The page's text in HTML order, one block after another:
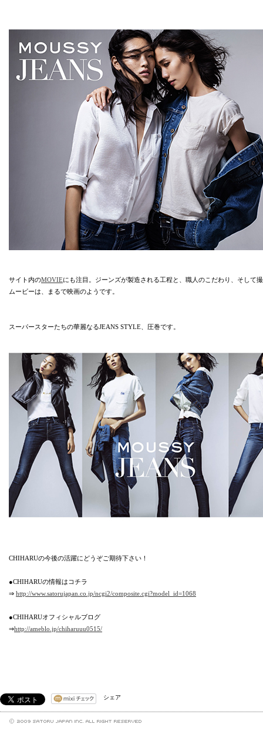
サイト内のMOVIEにも注目。ジーンズが製造される工程と、職人のこだわり、そして
ムービーは、まるで映画のようです。
スーパースターたちの華麗なるJEANS STYLE、圧巻です。
CHIHARUの今後の活躍にどうぞご期待下さい！
●CHIHARUの情報はコチラ
⇒ http://www.satorujapan.co.jp/ncgi2/composite.cgi?model_id=1068
●CHIHARUオフィシャルブログ
⇒http://ameblo.jp/chiharuuu0515/
シェア